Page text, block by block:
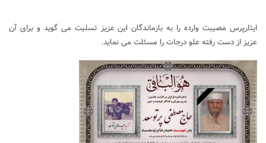
ایثارپرس مصیبت وارده را به بازماندگان این عزیز تسلیت می گوید و برای آن
عزیز از دست رفته علو درجات را مسئلت می نماید.